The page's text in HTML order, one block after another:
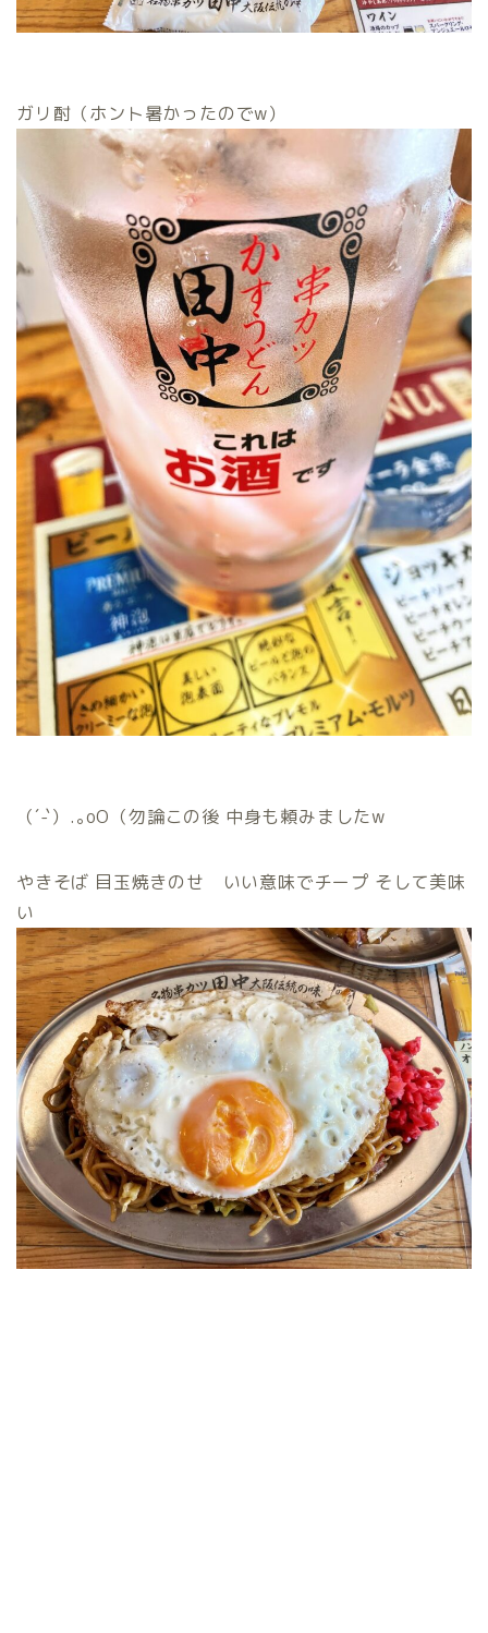
ガリ酎（ホント暑かったのでw）
（´-`）.｡oO（勿論この後 中身も頼みましたw
やきそば 目玉焼きのせ いい意味でチープ そして美味
い